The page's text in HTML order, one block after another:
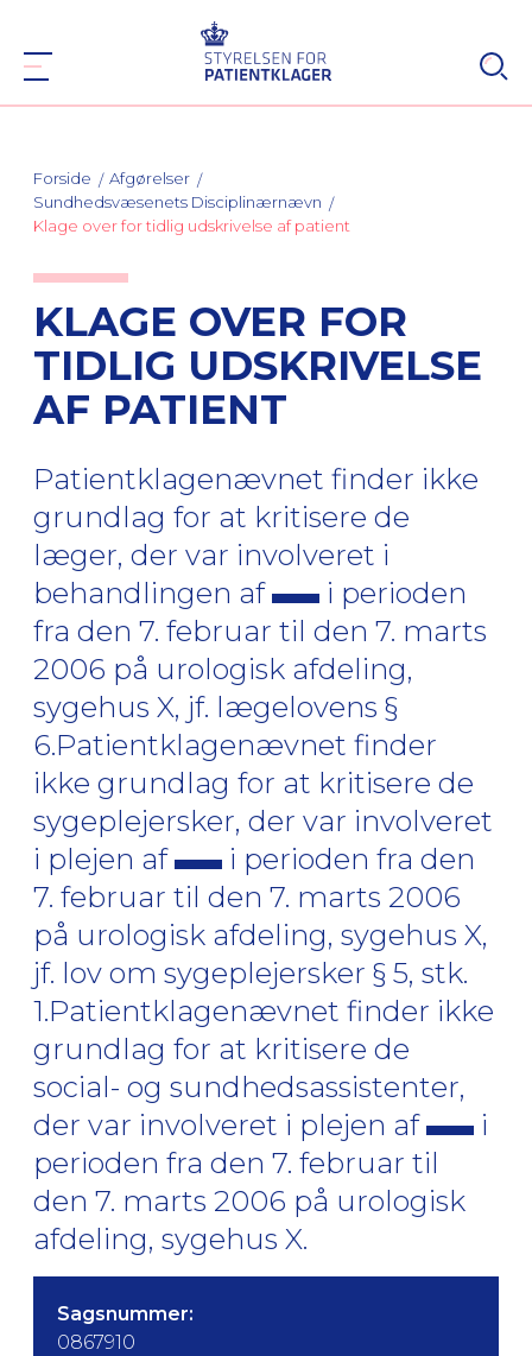
Forside
Afgørelser
Sundhedsvæsenets Disciplinærnævn
Klage over for tidlig udskrivelse af patient
KLAGE OVER FOR
TIDLIG UDSKRIVELSE
AF PATIENT
Patientklagenævnet finder ikke
grundlag for at kritisere de
læger, der var involveret i
behandlingen af
i perioden
fra den 7. februar til den 7. marts
2006 på urologisk afdeling,
sygehus X, jf. lægelovens §
6.Patientklagenævnet finder
ikke grundlag for at kritisere de
sygeplejersker, der var involveret
i plejen af
i perioden fra den
7. februar til den 7. marts 2006
på urologisk afdeling, sygehus X,
jf. lov om sygeplejersker § 5, stk.
1.Patientklagenævnet finder ikke
grundlag for at kritisere de
social- og sundhedsassistenter,
der var involveret i plejen af
i
perioden fra den 7. februar til
den 7. marts 2006 på urologisk
afdeling, sygehus X.
Sagsnummer:
0867910